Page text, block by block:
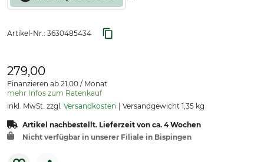
Artikel-Nr.: 3630485434
279,00
Finanzieren ab 21,00 / Monat
mehr Infos zum Ratenkauf
inkl. MwSt. zzgl. Versandkosten Versandgewicht 1,35 kg
Artikel nachbestellt. Lieferzeit von ca. 4 Wochen
Nicht verfügbar in unserer Filiale in Bispingen